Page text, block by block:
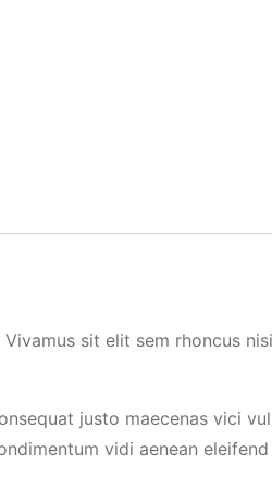
sit elit sem rhoncus
justo maecenas vici
vidi aenean